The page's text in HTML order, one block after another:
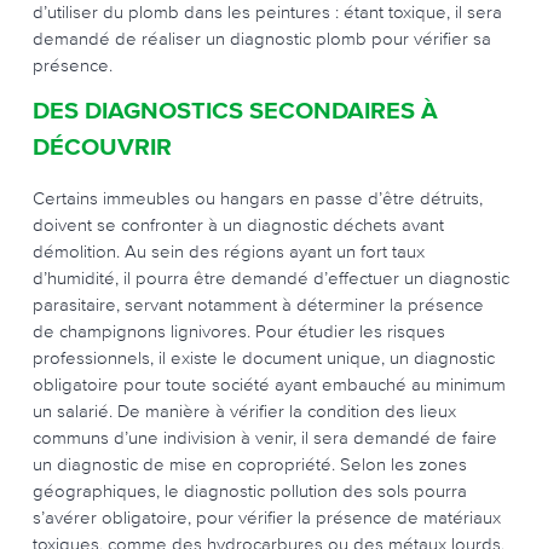
d’utiliser du plomb dans les peintures : étant toxique, il sera
demandé de réaliser un diagnostic plomb pour vérifier sa
présence.
DES DIAGNOSTICS SECONDAIRES À
DÉCOUVRIR
Certains immeubles ou hangars en passe d’être détruits,
doivent se confronter à un diagnostic déchets avant
démolition. Au sein des régions ayant un fort taux
d’humidité, il pourra être demandé d’effectuer un diagnostic
parasitaire, servant notamment à déterminer la présence
de champignons lignivores. Pour étudier les risques
professionnels, il existe le document unique, un diagnostic
obligatoire pour toute société ayant embauché au minimum
un salarié. De manière à vérifier la condition des lieux
communs d’une indivision à venir, il sera demandé de faire
un diagnostic de mise en copropriété. Selon les zones
géographiques, le diagnostic pollution des sols pourra
s’avérer obligatoire, pour vérifier la présence de matériaux
toxiques, comme des hydrocarbures ou des métaux lourds.